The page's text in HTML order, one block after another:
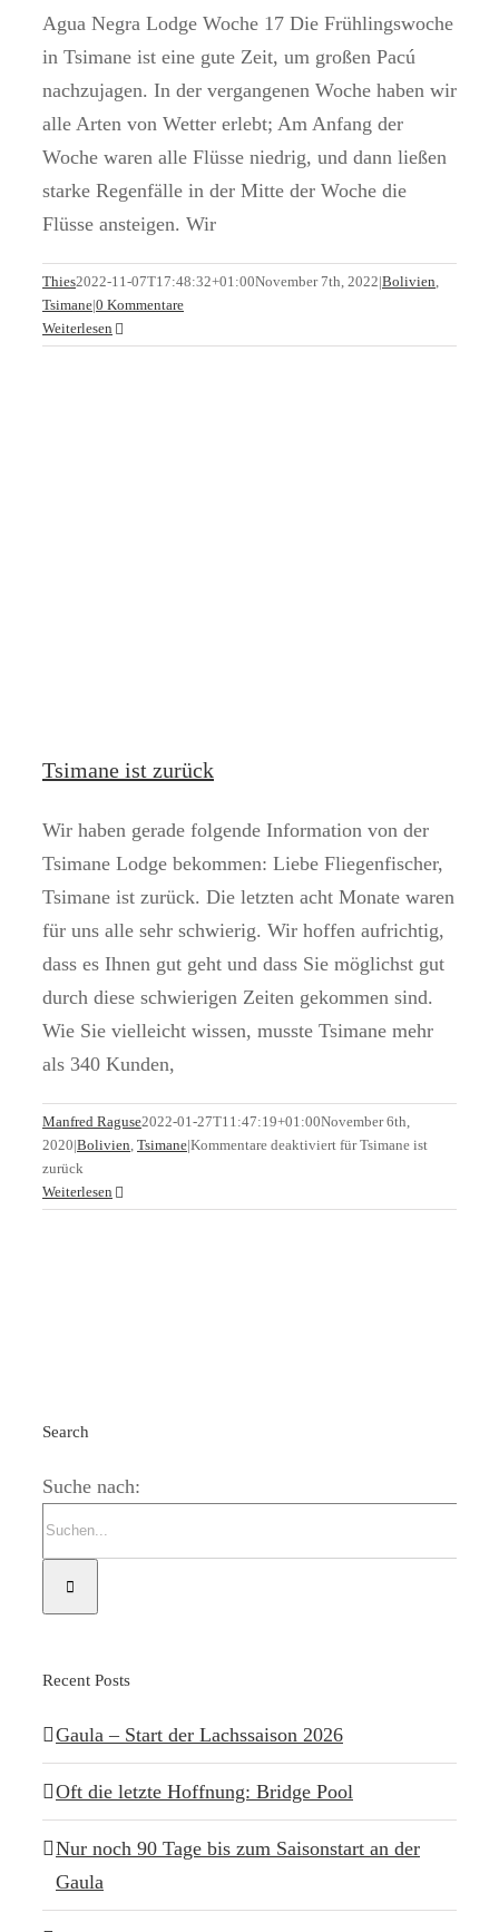
Agua Negra Lodge Woche 17 Die Frühlingswoche
in Tsimane ist eine gute Zeit, um großen Pacú
nachzujagen. In der vergangenen Woche haben wir
alle Arten von Wetter erlebt; Am Anfang der
Woche waren alle Flüsse niedrig, und dann ließen
starke Regenfälle in der Mitte der Woche die
Flüsse ansteigen. Wir
Thies2022-11-07T17:48:32+01:00November 7th, 2022|Bolivien,
Tsimane|0 Kommentare
Weiterlesen
Tsimane ist zurück
Tsimane ist zurück
Wir haben gerade folgende Information von der
Tsimane Lodge bekommen: Liebe Fliegenfischer,
Tsimane ist zurück. Die letzten acht Monate waren
für uns alle sehr schwierig. Wir hoffen aufrichtig,
dass es Ihnen gut geht und dass Sie möglichst gut
durch diese schwierigen Zeiten gekommen sind.
Wie Sie vielleicht wissen, musste Tsimane mehr
als 340 Kunden,
Manfred Raguse2022-01-27T11:47:19+01:00November 6th,
2020|Bolivien, Tsimane|Kommentare deaktiviert für Tsimane ist
zurück
Weiterlesen
Search
Suche nach:
Recent Posts
Gaula – Start der Lachssaison 2026
Oft die letzte Hoffnung: Bridge Pool
Nur noch 90 Tage bis zum Saisonstart an der
Gaula